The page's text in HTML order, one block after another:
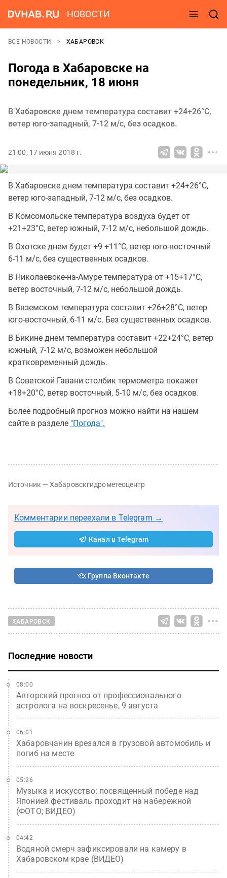
НОВОСТИ
ВСЕ НОВОСТИ ХАБАРОВСК
Погода в Хабаровске на
понедельник, 18 июня
В Хабаровске днем температура составит +24+26°C,
ветер юго-западный, 7-12 м/с, без осадков.
21:00, 17 июня 2018 г.
В Хабаровске днем температура составит +24+26°C,
ветер юго-западный, 7-12 м/с, без осадков.
В Комсомольске температура воздуха будет от
+21+23°C, ветер южный, 7-12 м/с, небольшой дождь.
В Охотске днем будет +9 +11°C, ветер юго-восточный
6-11 м/с, без существенных осадков.
В Николаевске-на-Амуре температура от +15+17°C,
ветер восточный, 7-12 м/с, небольшой дождь.
В Вяземском температура составит +26+28°C, ветер
юго-восточный, 6-11 м/с. Без существенных осадков.
В Бикине днем температура составит +22+24°C, ветер
южный, 7-12 м/с, возможен небольшой
кратковременный дождь.
В Советской Гавани столбик термометра покажет
+18+20°C, ветер восточный, 5-10 м/с, без осадков.
Более подробный прогноз можно найти на нашем
сайте в разделе "Погода".
Источник — Хабаровскгидрометеоцентр
Комментарии переехали в Telegram →
Канал в Telegram
Группа Вконтакте
ХАБАРОВСК
Последние новости
Авторский прогноз от профессионального
астролога на воскресенье, 9 августа
08:00
Хабаровчанин врезался в грузовой автомобиль и
погиб на месте
06:01
Музыка и искусство: посвященный победе над
Японией фестиваль проходит на набережной
(ФОТО; ВИДЕО)
05:26
Водяной смерч зафиксировали на камеру в
Хабаровском крае (ВИДЕО)
04:42